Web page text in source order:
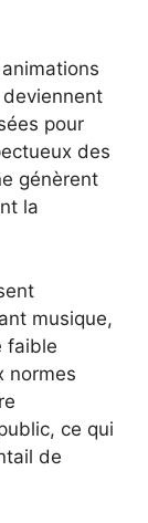
pour
des
génèrent
la
musique,
faible
normes
ce qui
de